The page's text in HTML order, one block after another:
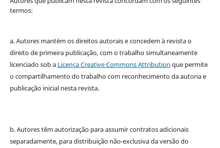
termos:
a. Autores mantém os direitos autorais e concedem à revista o
direito de primeira publicação, com o trabalho simultaneamente
licenciado sob a Licença Creative Commons Attribution que permite
o compartilhamento do trabalho com reconhecimento da autoria e
publicação inicial nesta revista.
b. Autores têm autorização para assumir contratos adicionais
separadamente, para distribuição não-exclusiva da versão do